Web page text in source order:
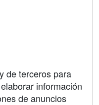
de terceros para
información
de anuncios